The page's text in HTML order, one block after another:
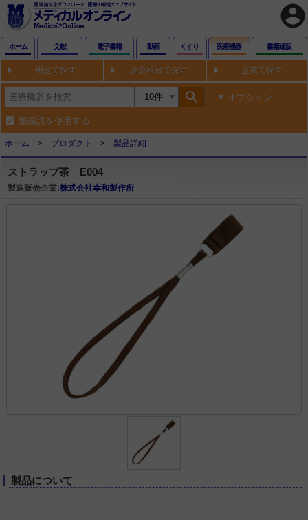
account_circle
ホーム 文献 電子書籍 動画 くすり 医療機器 書籍通販
用途で探す 診療科目で探す 企業で探す
search オプション
類義語を使用する
ホーム プロダクト 製品詳細
ストラップ茶 E004
製造販売企業:株式会社幸和製作所
製品について